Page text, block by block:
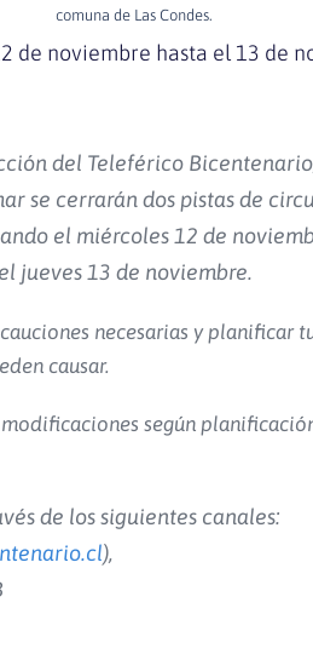
comuna de Las Condes.
de noviembre hasta el 13 de
del Teleférico
se cerrarán dos pistas de
el miércoles 12 de
jueves 13 de noviembre.
necesarias y planificar
causar.
según
de los siguientes canales:
),